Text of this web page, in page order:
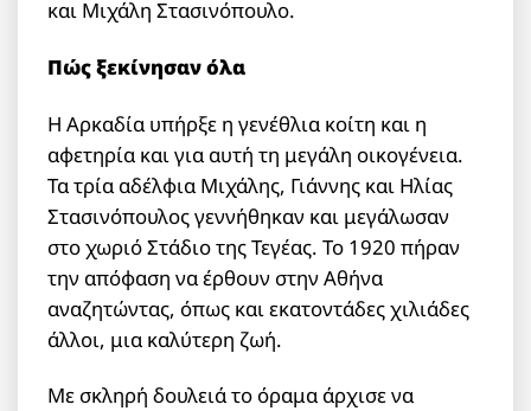
και Μιχάλη Στασινόπουλο.
Πώς ξεκίνησαν όλα
Η Αρκαδία υπήρξε η γενέθλια κοίτη και η
αφετηρία και για αυτή τη μεγάλη οικογένεια.
Τα τρία αδέλφια Μιχάλης, Γιάννης και Ηλίας
Στασινόπουλος γεννήθηκαν και μεγάλωσαν
στο χωριό Στάδιο της Τεγέας. Το 1920 πήραν
την απόφαση να έρθουν στην Αθήνα
αναζητώντας, όπως και εκατοντάδες χιλιάδες
άλλοι, μια καλύτερη ζωή.
Με σκληρή δουλειά το όραμα άρχισε να